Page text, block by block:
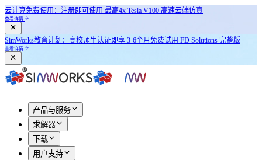
云计算免费使用：注册即可使用 最高4x Tesla V100 高速云端仿真
查看详情
SimWorks教育计划： 高校师生认证即享 3-6个月免费试用 FD Solutions 完整版
查看详情
产品与服务
求解器
下载
用户支持